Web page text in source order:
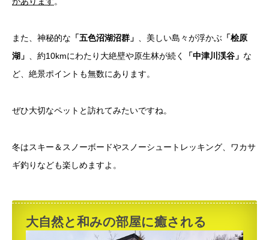
また、神秘的な 「五色沼湖沼群」 、美しい島々が浮かぶ 「桧原
湖」 、約10kmにわたり大絶壁や原生林が続く 「中津川渓谷」 な
ど、絶景ポイントも無数にあります。
ぜひ大切なペットと訪れてみたいですね。
冬はスキー＆スノーボードやスノーシュートレッキング、ワカサ
ギ釣りなども楽しめますよ。
大自然と和みの部屋に癒される